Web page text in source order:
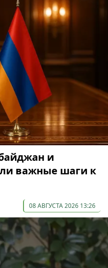
и
важные шаги к
08 АВГУСТА 2026 13:26